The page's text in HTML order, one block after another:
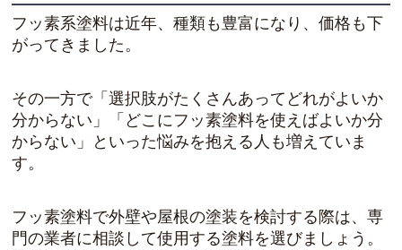
フッ素系塗料は近年、種類も豊富になり、価格も下
がってきました。
その一方で「選択肢がたくさんあってどれがよいか
分からない」「どこにフッ素塗料を使えばよいか分
からない」といった悩みを抱える人も増えていま
す。
フッ素塗料で外壁や屋根の塗装を検討する際は、専
門の業者に相談して使用する塗料を選びましょう。